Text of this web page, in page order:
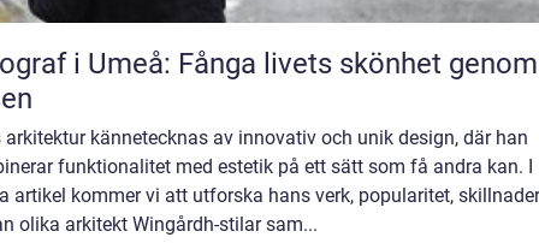
i Umeå: Fånga livets skönhet genom
arkitektur kännetecknas av innovativ och unik design, där han
funktionalitet med estetik på ett sätt som få andra kan. I
artikel kommer vi att utforska hans verk, popularitet, skillnader
olika arkitekt Wingårdh-stilar sam...